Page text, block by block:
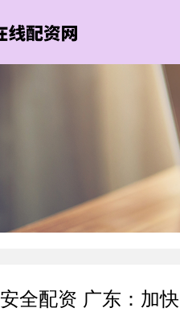
安全配资 广东：加